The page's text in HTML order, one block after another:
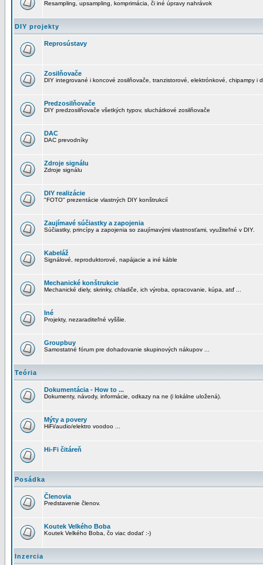
Resampling, upsampling, komprimácia, či iné úpravy nahrávok
DIY projekty
Reprosústavy
Zosilňovače
DIY integrované i koncové zosilňovače, tranzistorové, elektrónkové, chipampy i
Predzosilňovače
DIY predzosilňovače všetkých typov, sluchátkové zosilňovače
DAC
DAC prevodníky
Zdroje signálu
Zdroje signálu
DIY realizácie
"FOTO" prezentácie vlastných DIY konštrukcií
Zaujímavé súčiastky a zapojenia
Súčiastky, princípy a zapojenia so zaujímavými vlastnosťami, využiteľné v DIY.
Kabeláž
Signálové, reproduktorové, napájacie a iné káble
Mechanické konštrukcie
Mechanické diely, skrinky, chladiče, ich výroba, opracovanie, kúpa, atď ...
Iné
Projekty, nezaraditeľné vyššie.
Groupbuy
Samostatné fórum pre dohadovanie skupinových nákupov ...
Teória
Dokumentácia - How to ...
Dokumenty, návody, informácie, odkazy na ne (i lokálne uložená).
Mýty a povery
HiFi/audio/elektro voodoo ...
Hi-Fi čitáreň
Posádka
Členovia
Predstavenie členov.
Koutek Velkého Boba
Koutek Velkého Boba, čo viac dodať :-)
Inzercia